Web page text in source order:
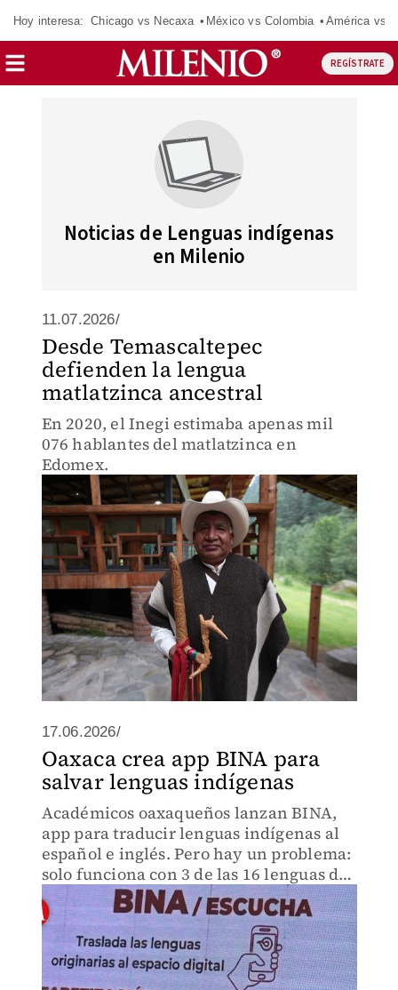
Hoy interesa: Chicago vs Necaxa México vs Colombia América vs
REGÍSTRATE
Noticias de Lenguas indígenas
en Milenio
11.07.2026/
Desde Temascaltepec
defienden la lengua
matlatzinca ancestral
En 2020, el Inegi estimaba apenas mil
076 hablantes del matlatzinca en
Edomex.
17.06.2026/
Oaxaca crea app BINA para
salvar lenguas indígenas
Académicos oaxaqueños lanzan BINA,
app para traducir lenguas indígenas al
español e inglés. Pero hay un problema:
solo funciona con 3 de las 16 lenguas del
estado. ¿Será suficiente para preservar
la diversidad lingüística antes de que
desaparezcan